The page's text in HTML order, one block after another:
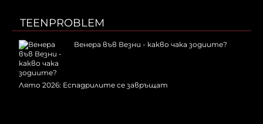
TEENPROBLEM
Венера във Везни - какво чака зодиите?
Лято 2026: Еспадрилите се завръщат